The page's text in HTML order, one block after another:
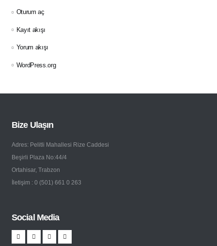
Oturum aç
Kayıt akışı
Yorum akışı
WordPress.org
Bize Ulaşın
Adres: Pelitli Mahallesi Rize Caddesi
Beşirli Plaza No:44/4
Ortahisar, Trabzon
İletişim : 0 (501) 661 0 263
Social Media